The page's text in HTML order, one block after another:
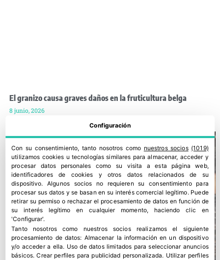
El granizo causa graves daños en la fruticultura belga
8 junio, 2026
Configuración
Con su consentimiento, tanto nosotros como nuestros socios (1019)
utilizamos cookies u tecnologías similares para almacenar, acceder y
procesar datos personales como su visita a esta página web,
identificadores de cookies y otros datos relacionados de su
dispositivo. Algunos socios no requieren su consentimiento para
procesar sus datos y se basan en su interés comercial legítimo. Puede
retirar su permiso o rechazar el procesamiento de datos en función de
su interés legítimo en cualquier momento, haciendo clic en
'Configurar'.
Tanto nosotros como nuestros socios realizamos el siguiente
procesamiento de datos: Almacenar la información en un dispositivo
y/o acceder a ella. Uso de datos limitados para seleccionar anuncios
básicos.Crear perfiles para publicidad personalizada. Utilizar perfiles